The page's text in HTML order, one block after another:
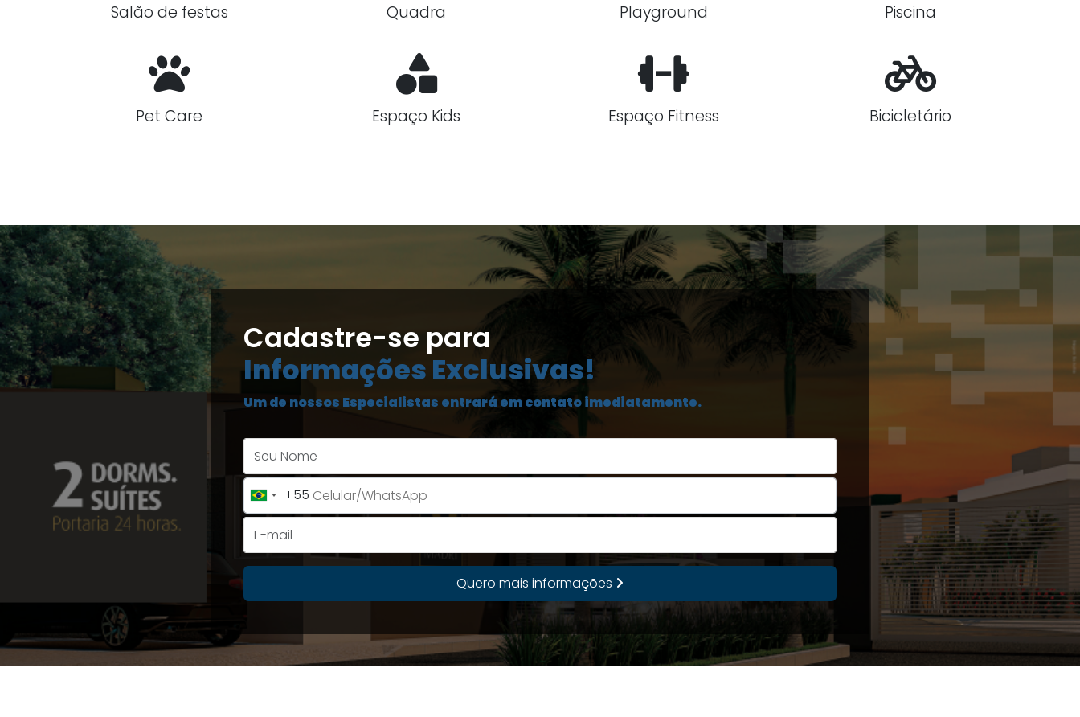
Salão de festas Quadra Playground Piscina
Pet Care Espaço Kids Espaço Fitness Bicicletário
Cadastre-se para
Informações Exclusivas!
Um de nossos Especialistas entrará em contato imediatamente.
Brazil
+55
+55
Quero mais informações